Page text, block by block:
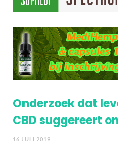
Onderzoek dat
CBD suggereert
16 JULI 2019